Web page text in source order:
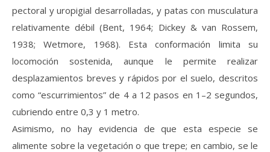
pectoral y uropigial desarrolladas, y patas con musculatura
relativamente débil (Bent, 1964; Dickey & van Rossem,
1938; Wetmore, 1968). Esta conformación limita su
locomoción sostenida, aunque le permite realizar
desplazamientos breves y rápidos por el suelo, descritos
como “escurrimientos” de 4 a 12 pasos en 1–2 segundos,
cubriendo entre 0,3 y 1 metro.
Asimismo, no hay evidencia de que esta especie se
alimente sobre la vegetación o que trepe; en cambio, se le